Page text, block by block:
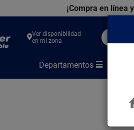
¡Compra en línea
Ver disponibilidad
en mi zona
Departamentos